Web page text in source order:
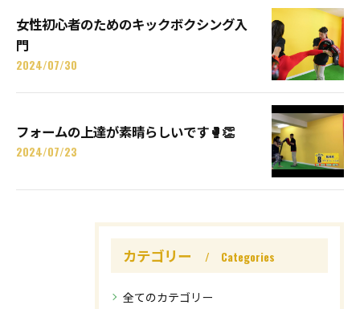
女性初心者のためのキックボクシング入
門
2024/07/30
フォームの上達が素晴らしいです🥊👏
2024/07/23
カテゴリー Categories
全てのカテゴリー